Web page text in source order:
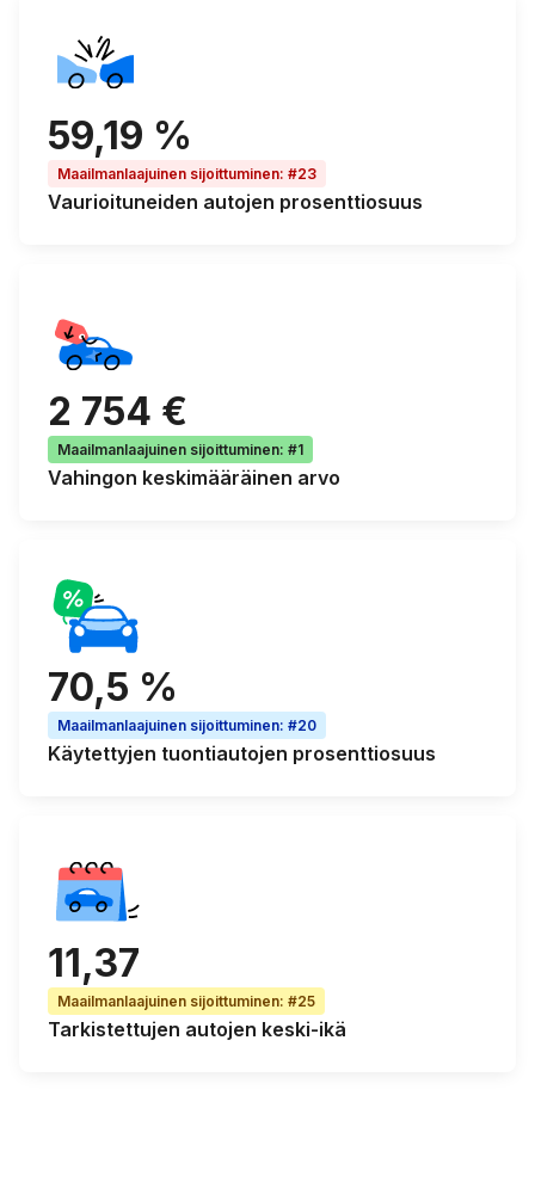
59,19 %
Maailmanlaajuinen sijoittuminen: #23
Vaurioituneiden autojen prosenttiosuus
2 754 €
Maailmanlaajuinen sijoittuminen: #1
Vahingon keskimääräinen arvo
70,5 %
Maailmanlaajuinen sijoittuminen: #20
Käytettyjen tuontiautojen prosenttiosuus
11,37
Maailmanlaajuinen sijoittuminen: #25
Tarkistettujen autojen keski-ikä